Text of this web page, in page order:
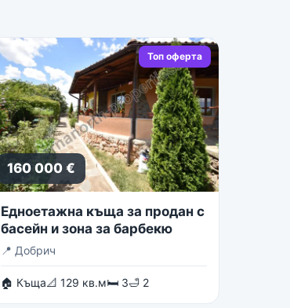
Топ оферта
160 000 €
Едноетажна къща за продан с
басейн и зона за барбекю
📍 Добрич
🏠 Къща📐 129 кв.м🛏 3🛁 2